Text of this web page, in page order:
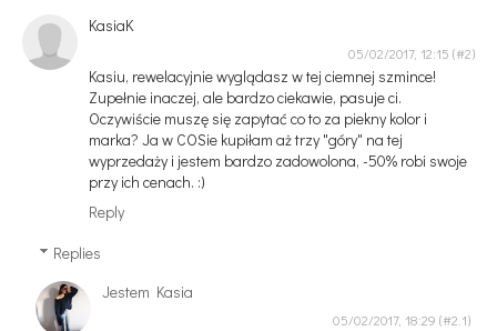
KasiaK
05/02/2017, 12:15
Kasiu, rewelacyjnie wyglądasz w tej ciemnej szmince!
Zupełnie inaczej, ale bardzo ciekawie, pasuje ci.
Oczywiście muszę się zapytać co to za piekny kolor i
marka? Ja w COSie kupiłam aż trzy "góry" na tej
wyprzedaży i jestem bardzo zadowolona, -50% robi swoje
przy ich cenach. :)
Reply
Replies
Jestem Kasia
05/02/2017, 18:29